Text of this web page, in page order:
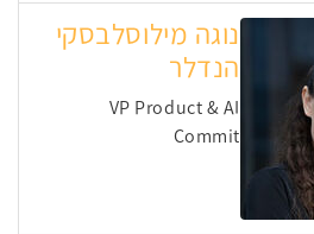
נוגה מילוסלבסקי
הנדלר
VP Product & AI
Commit